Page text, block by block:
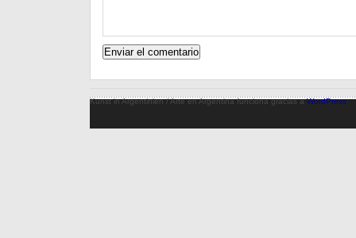
Kunst in Argentinien / Arte en Argentina funciona gracias aWordPress